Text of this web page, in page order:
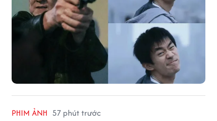
PHIM ẢNH 57 phút trước